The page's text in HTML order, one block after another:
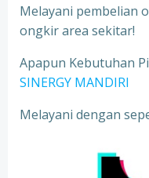
Melayani pembelian
ongkir area sekitar!
Apapun Kebutuhan
SINERGY MANDIRI
Melayani dengan